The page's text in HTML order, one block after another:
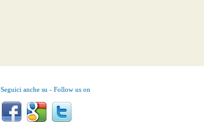
Seguici anche su - Follow us on